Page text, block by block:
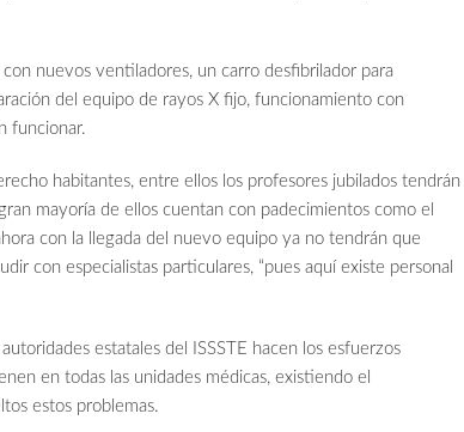
nuevos ventiladores, un carro desfibrilador para
del equipo de rayos X fijo, funcionamiento con
funcionar.
habitantes, entre ellos los profesores jubilados tendrán
mayoría de ellos cuentan con padecimientos como el
con la llegada del nuevo equipo ya no tendrán que
con especialistas particulares, “pues aquí existe personal
estatales del ISSSTE hacen los esfuerzos
en todas las unidades médicas, existiendo el
estos problemas.